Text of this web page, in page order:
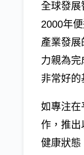
全球發
2000年
產業發
力親為
非常好的
如專注在
作，推
健康狀態